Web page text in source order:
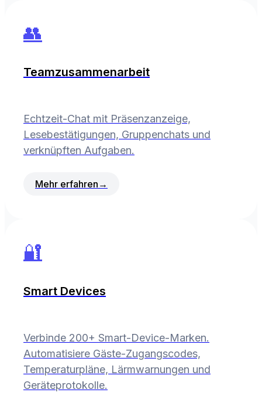
👥
Teamzusammenarbeit
Echtzeit-Chat mit Präsenzanzeige,
Lesebestätigungen, Gruppenchats und
verknüpften Aufgaben.
Mehr erfahren →
🔐
Smart Devices
Verbinde 200+ Smart-Device-Marken.
Automatisiere Gäste-Zugangscodes,
Temperaturpläne, Lärmwarnungen und
Geräteprotokolle.